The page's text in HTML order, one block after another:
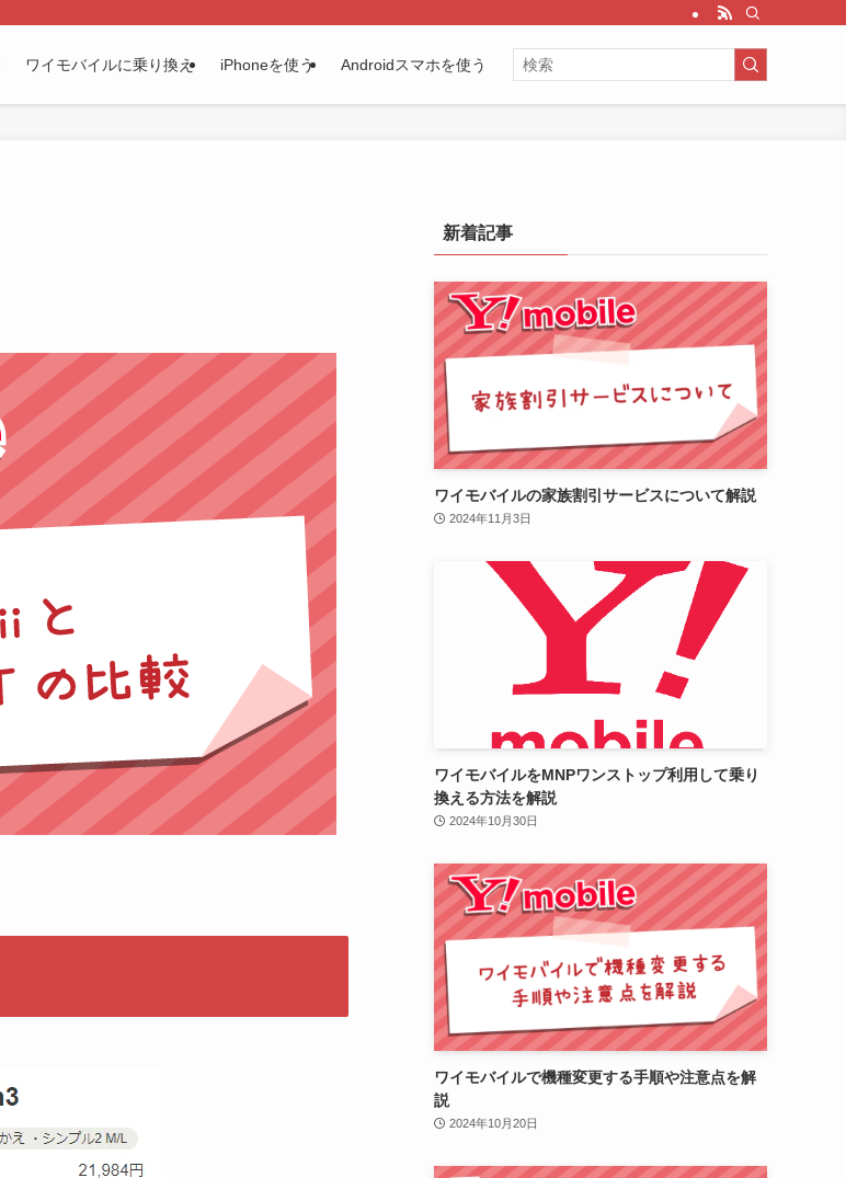
ワイモバイルに乗り換え iPhoneを使う Androidスマホを使う
新着記事
ワイモバイルの家族割引サービスについて解説
2024年11月3日
ワイモバイルをMNPワンストップ利用して乗り
換える方法を解説
2024年10月30日
ワイモバイルで機種変更する手順や注意点を解
説
2024年10月20日